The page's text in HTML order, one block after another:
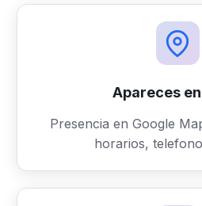
Apareces
Presencia en Google
horarios,